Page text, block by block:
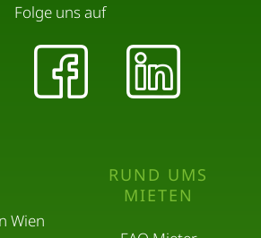
Wien
RUND UMS
MIETEN
Folge uns auf